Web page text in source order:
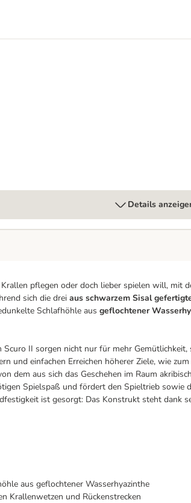
Details
pflegen oder doch lieber spielen will, mit
sich die drei aus schwarzem Sisal
Schlafhöhle aus geflochtener
II sorgen nicht nur für mehr Gemütlichkeit,
und einfachen Erreichen höherer Ziele, wie
dem aus sich das Geschehen im Raum
Spielspaß und fördert den Spieltrieb sowie
ist gesorgt: Das Konstrukt steht dank
aus geflochtener Wasserhyazinthe
Krallenwetzen und Rückenstrecken